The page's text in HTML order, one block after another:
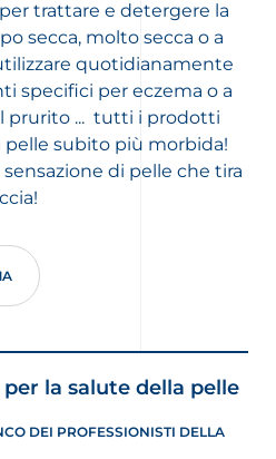
trattare e detergere la
secca, molto secca o a
quotidianamente
specifici per eczema o a
prurito ... tutti i prodotti
subito più morbida!
di pelle che tira
la salute della pelle
DEI PROFESSIONISTI DELLA